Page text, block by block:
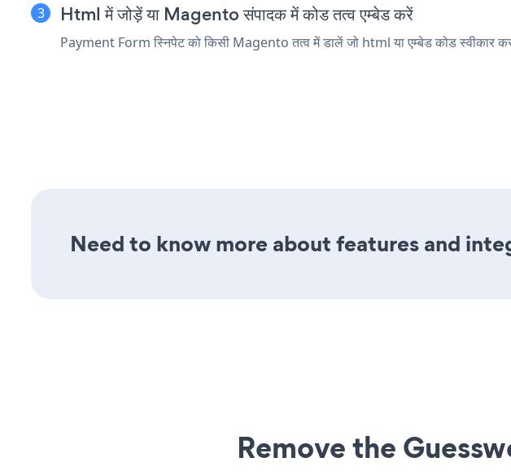
Html में जोड़ें या Magento संपादक में कोड तत्व एम्बेड करें
Payment Form स्निपेट को किसी Magento तत्व में डालें जो html या एम्बेड कोड स्वीकार
Need to know more about features and
Remove the